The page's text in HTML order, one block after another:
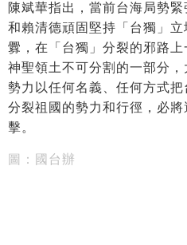
陳斌華指出，當前台海局勢
和賴清德頑固堅持「台獨」
釁，在「台獨」分裂的邪路
神聖領土不可分割的一部分
勢力以任何名義、任何方式
分裂祖國的勢力和行徑，必
擊。
圖：國台辦